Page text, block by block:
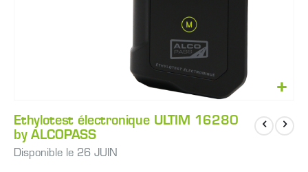
to
the
beginning
Ethylotest électronique ULTIM 16280
by ALCOPASS
Disponible le 26 JUIN